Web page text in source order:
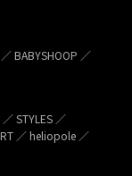
BABYSHOOP ／
STYLES ／
／ heliopole ／